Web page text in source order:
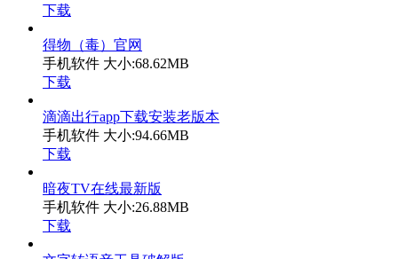
下载
得物（毒）官网
手机软件 大小:68.62MB
下载
滴滴出行app下载安装老版本
手机软件 大小:94.66MB
下载
暗夜TV在线最新版
手机软件 大小:26.88MB
下载